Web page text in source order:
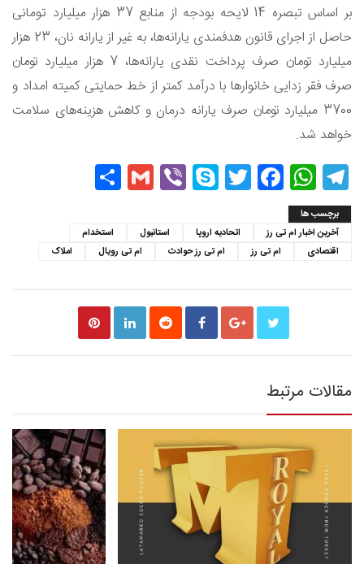
بر اساس تبصره 14 لایحه بودجه از منابع 37 هزار میلیارد تومانی
حاصل از اجرای قانون هدفمندی یارانه‌ها، به غیر از یارانه نان، 23 هزار
میلیارد تومان صرف پرداخت نقدی یارانه‌ها، 7 هزار میلیارد تومان
صرف فقر زدایی خانوارها با درآمد کمتر از خط حمایتی کمیته امداد و
3700 میلیارد تومان صرف یارانه درمان و کاهش هزینه‌های سلامت
خواهد شد.
Telegram
WhatsApp
Facebook
Twitter
Skype
Viber
Gmail
برچسب ها
آخرین اخبار ام تی رز
اتحادیه اروپا استانبول
استخدام
اقتصادی
ام تی رز ام تی رز حوادث ام تی رویال املاک
مقالات مرتبط